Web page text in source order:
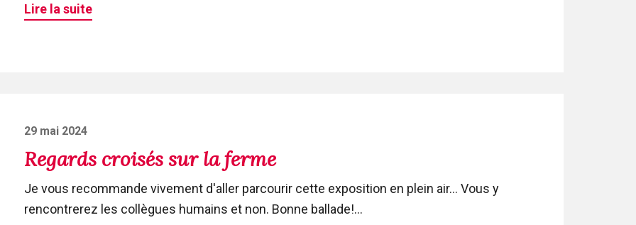
Lire la suite
Posted
on
29 mai 2024
Regards croisés sur la ferme
Je vous recommande vivement d'aller parcourir cette exposition en plein air... Vous y
rencontrerez les collègues humains et non. Bonne ballade!...